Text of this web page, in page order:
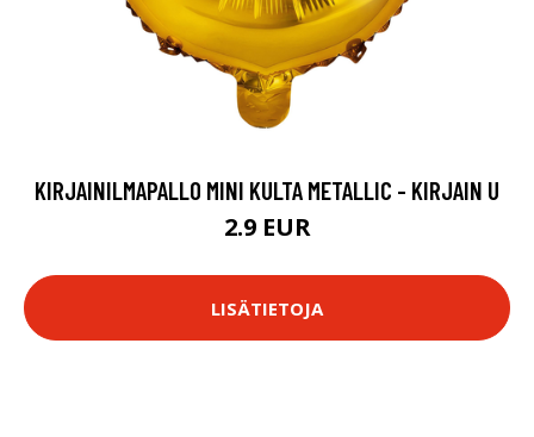
KIRJAINILMAPALLO MINI KULTA METALLIC - KIRJAIN U
2.9 EUR
LISÄTIETOJA